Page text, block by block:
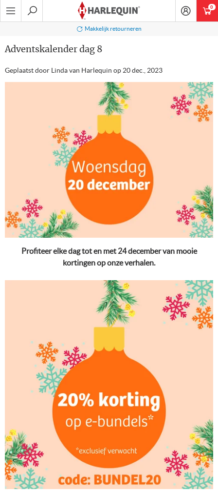
Ga
naar
Makkelijk retourneren
Adventskalender dag 8
Geplaatst door Linda van Harlequin op 20 dec., 2023
Profiteer elke dag tot en met 24 december van mooie
kortingen op onze verhalen.
0